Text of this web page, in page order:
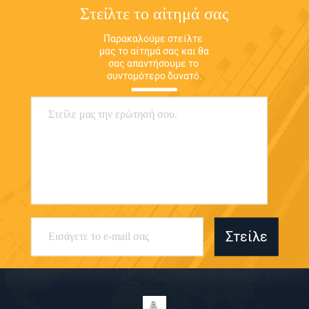
Στείλτε το αίτημά σας
Παρακαλούμε στείλτε
μας το αίτημά σας και θα
σας απαντήσουμε το
συντομότερο δυνατό.
Στείλε